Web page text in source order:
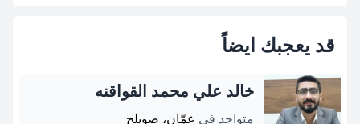
قد يعجبك ايضاً
خالد علي محمد القواقنه
متواجد في عمّان، صويلح